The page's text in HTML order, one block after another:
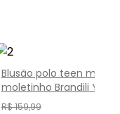
Blusão polo teen
moletinho Brandili
R$ 159,99